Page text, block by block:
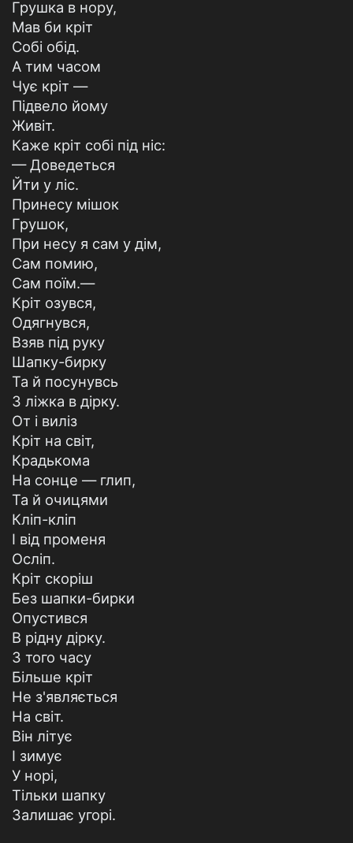
Грушка в нору,
Мав би кріт
Собі обід.
А тим часом
Чує кріт —
Підвело йому
Живіт.
Каже кріт собі під ніс:
— Доведеться
Йти у ліс.
Принесу мішок
Грушок,
При несу я сам у дім,
Сам помию,
Сам поїм.—
Кріт озувся,
Одягнувся,
Взяв під руку
Шапку-бирку
Та й посунувсь
З ліжка в дірку.
От і виліз
Кріт на світ,
Крадькома
На сонце — глип,
Та й очицями
Кліп-кліп
І від променя
Осліп.
Кріт скоріш
Без шапки-бирки
Опустився
В рідну дірку.
З того часу
Більше кріт
Не з'являється
На світ.
Він літує
І зимує
У норі,
Тільки шапку
Залишає угорі.